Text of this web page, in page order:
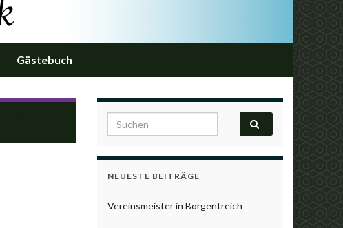
Gästebuch
Search for:
NEUESTE BEITRÄGE
Vereinsmeister in Borgentreich